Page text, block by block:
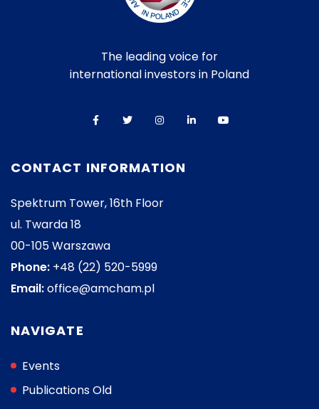
The leading voice for
international investors in Poland
CONTACT INFORMATION
Spektrum Tower, 16th Floor
ul. Twarda 18
00-105 Warszawa
Phone: +48 (22) 520-5999
Email:office@amcham.pl
NAVIGATE
Events
Publications Old